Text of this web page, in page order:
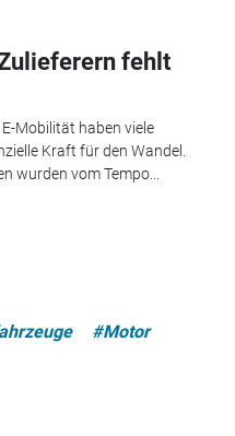
fehlt
Mobilität haben viele
Kraft für den Wandel.
wurden vom Tempo...
#Motor